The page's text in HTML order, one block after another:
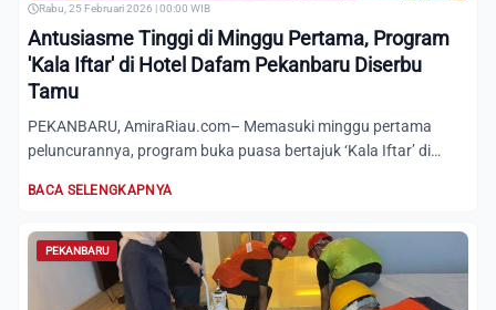
Rabu, 25 Februari 2026 | 00:00 WIB
Antusiasme Tinggi di Minggu Pertama, Program
'Kala Iftar' di Hotel Dafam Pekanbaru Diserbu
Tamu
PEKANBARU, AmiraRiau.com– Memasuki minggu pertama
peluncurannya, program buka puasa bertajuk ‘Kala Iftar’ di
BACA SELENGKAPNYA
PEKANBARU